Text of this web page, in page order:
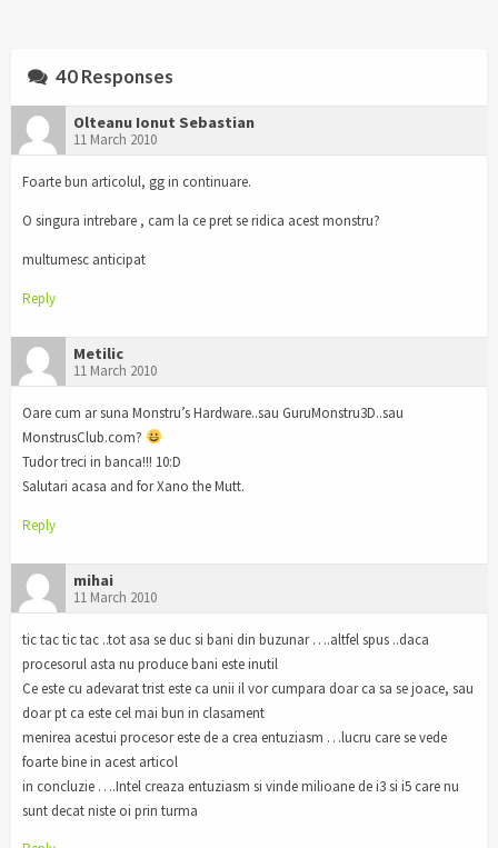
40 Responses
Olteanu Ionut Sebastian
11 March 2010
Foarte bun articolul, gg in continuare.
O singura intrebare , cam la ce pret se ridica acest monstru?
multumesc anticipat
Reply
Metilic
11 March 2010
Oare cum ar suna Monstru’s Hardware..sau GuruMonstru3D..sau
MonstrusClub.com?
Tudor treci in banca!!! 10:D
Salutari acasa and for Xano the Mutt.
Reply
mihai
11 March 2010
tic tac tic tac ..tot asa se duc si bani din buzunar ….altfel spus ..daca
procesorul asta nu produce bani este inutil
Ce este cu adevarat trist este ca unii il vor cumpara doar ca sa se joace, sau
doar pt ca este cel mai bun in clasament
menirea acestui procesor este de a crea entuziasm …lucru care se vede
foarte bine in acest articol
in concluzie ….Intel creaza entuziasm si vinde milioane de i3 si i5 care nu
sunt decat niste oi prin turma